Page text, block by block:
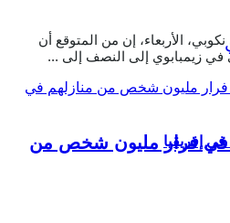
إفريقيا
الأربعاء، إن من المتوقع أن
زيمبابوي إلى النصف إلى ...
في فرار مليون شخص من